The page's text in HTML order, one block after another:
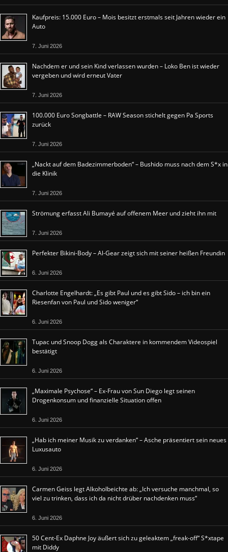
Kaufpreis: 15.000 Euro – Mois besitzt erstmals seit Jahren wieder ein
Auto
7. Juni 2026
Nachdem er und sein Kind verlassen wurden – Loko Ben ist wieder
vergeben und wird erneut Vater
7. Juni 2026
100.000 Euro Songbattle – RAW Season stichelt gegen Pa Sports
zurück
7. Juni 2026
„Nackt auf dem Badezimmerboden“ – Bushido muss nach dem S*x in
die Klinik
7. Juni 2026
Strömung erfasst Ali Bumayé auf offenem Meer und zieht ihn mit
7. Juni 2026
Perfekter Bikini-Body – Al-Gear zeigt sich mit seiner heißen Freundin
6. Juni 2026
Charlotte Engelhardt: „Es gibt Paul und es gibt Sido – ich bin ein
Riesenfan von Paul und Sido weniger“
6. Juni 2026
Tupac und Snoop Dogg als Charaktere in kommendem Videospiel
bestätigt
6. Juni 2026
„Maximale Psychose“ – Ex-Frau von Sun Diego legt seinen
Drogenkonsum und finanzielle Situation offen
6. Juni 2026
„Hab ich meiner Musik zu verdanken“ – Asche präsentiert sein neues
Luxusauto
6. Juni 2026
Carmen Geiss legt Alkoholbeichte ab: „Ich versuche manchmal, so
viel zu trinken, dass ich da nicht drüber nachdenken muss“
6. Juni 2026
50 Cent-Ex Daphne Joy äußert sich zu geleaktem „freak-off“ S*xtape
mit Diddy